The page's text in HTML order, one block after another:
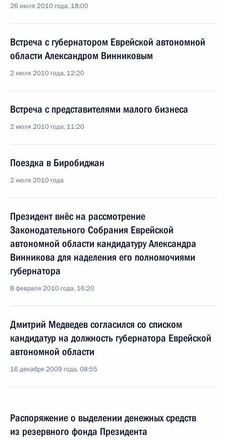
26 июля 2010 года, 18:00
Встреча с губернатором Еврейской автономной
области Александром Винниковым
2 июля 2010 года, 12:20
Встреча с представителями малого бизнеса
2 июля 2010 года, 11:20
Поездка в Биробиджан
2 июля 2010 года
Президент внёс на рассмотрение
Законодательного Собрания Еврейской
автономной области кандидатуру Александра
Винникова для наделения его полномочиями
губернатора
8 февраля 2010 года, 16:20
Дмитрий Медведев согласился со списком
кандидатур на должность губернатора Еврейской
автономной области
16 декабря 2009 года, 08:55
Распоряжение о выделении денежных средств
из резервного фонда Президента